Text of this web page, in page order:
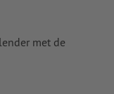
met de